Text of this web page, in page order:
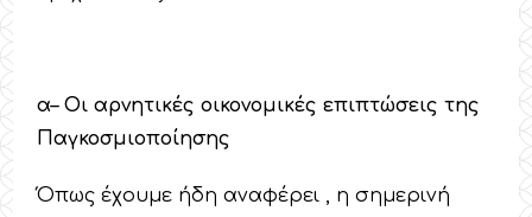
α– Οι αρνητικές οικονομικές επιπτώσεις της
Παγκοσμιοποίησης
Όπως έχουμε ήδη αναφέρει , η σημερινή